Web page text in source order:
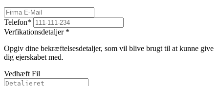
Telefon*
Verfikationsdetaljer *
Opgiv dine bekræftelsesdetaljer, som vil blive brugt til at kunne give
dig ejerskabet med.
Vedhæft Fil